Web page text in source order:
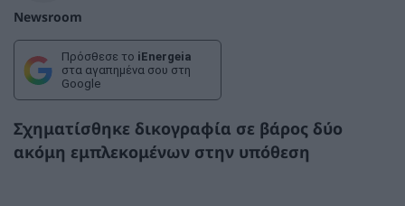
Newsroom
Πρόσθεσε το iEnergeia
στα αγαπημένα σου στη
Google
Σχηματίσθηκε δικογραφία σε βάρος δύο
ακόμη εμπλεκομένων στην υπόθεση